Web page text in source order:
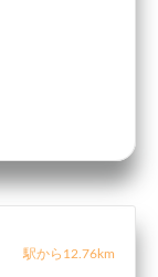
駅から12.76km